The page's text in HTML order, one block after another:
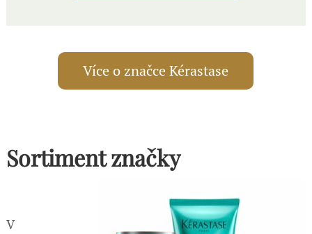
Více o značce Kérastase
Sortiment značky
V